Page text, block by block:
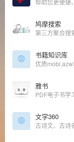
鸠摩搜索
第三方聚合搜
书籍知识库
优质
雅书
PDF电子书学
文学360
古诗文、古诗